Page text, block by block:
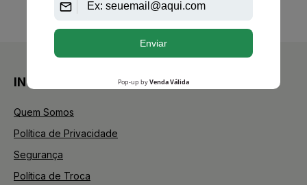
INSTITUCIONAL
Quem Somos
Política de Privacidade
Segurança
Política de Troca